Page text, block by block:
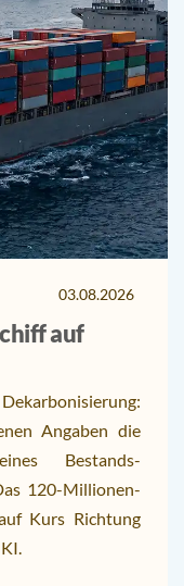
03.08.2026
auf
Angaben die
Bestands-
120-Millionen-
Kurs Richtung